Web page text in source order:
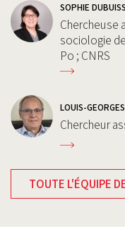
SOPHIE
Chercheuse
sociologie
Po ; CNRS
LOUIS-
Chercheur
TOUTE L'ÉQUIPE